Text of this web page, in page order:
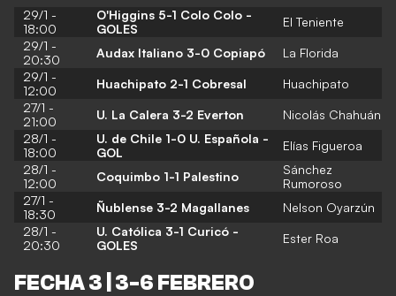
29/1 -
18:00
O'Higgins 5-1 Colo Colo -
GOLES
El Teniente
29/1 -
20:30
Audax Italiano 3-0 Copiapó
La Florida
29/1 -
12:00
Huachipato 2-1 Cobresal
Huachipato
27/1 -
21:00
U. La Calera 3-2 Everton
Nicolás Chahuán
28/1 -
18:00
U. de Chile 1-0 U. Española -
GOL
Elías Figueroa
28/1 -
12:00
Coquimbo 1-1 Palestino
Sánchez
Rumoroso
27/1 -
18:30
Ñublense 3-2 Magallanes
Nelson Oyarzún
28/1 -
20:30
U. Católica 3-1 Curicó -
GOLES
Ester Roa
FECHA 3 | 3-6 FEBRERO